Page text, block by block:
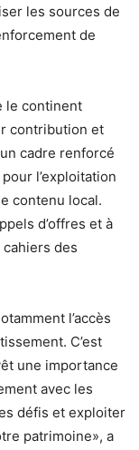
les sources de
de
le continent
contribution et
cadre renforcé
l’exploitation
contenu local.
d’offres et à
des
l’accès
C’est
une importance
avec les
défis et exploiter
patrimoine», a